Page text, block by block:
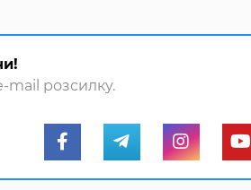
mail розсилку.